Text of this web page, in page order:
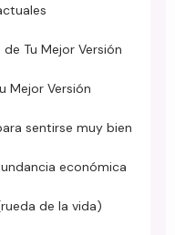
de Tu Mejor Versión
Mejor Versión
sentirse muy bien
económica
de la vida)